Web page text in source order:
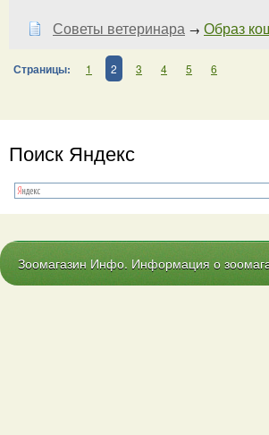
Советы ветеринара → Образ
Страницы: 1 2 3 4 5 6
Поиск Яндекс
Зоомагазин Инфо. Информация о